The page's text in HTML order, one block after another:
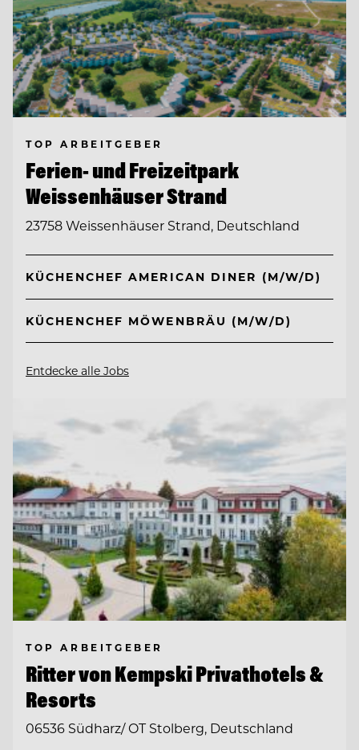
TOP ARBEITGEBER
Ferien- und Freizeitpark
Weissenhäuser Strand
23758 Weissenhäuser Strand, Deutschland
KÜCHENCHEF AMERICAN DINER (M/W/D)
KÜCHENCHEF MÖWENBRÄU (M/W/D)
Entdecke alle Jobs
TOP ARBEITGEBER
Ritter von Kempski Privathotels &
Resorts
06536 Südharz/ OT Stolberg, Deutschland